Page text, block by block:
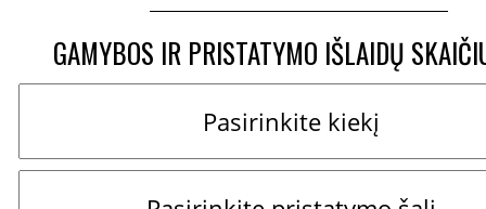
GAMYBOS IR PRISTATYMO IŠLAIDŲ